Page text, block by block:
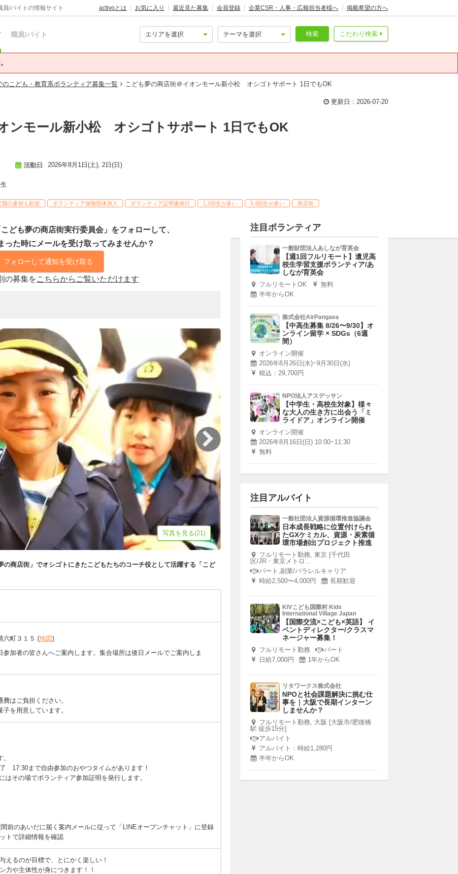
/バイトの情報サイト activoとは お気に入り 最近見た募集 会員登録 企業CSR・人事・広報担当者様へ 掲載希望の方へ
職員/バイト こだわり検索
検索
のこども・教育系ボランティア募集一覧 こども夢の商店街＠イオンモール新小松 オシゴトサポート 1日でもOK
更新日：2026-07-20
ンモール新小松 オシゴトサポート 1日でもOK
活動日 2026年8月1日(土), 2日(日)
期の参加も歓迎 ボランティア保険団体加入 ボランティア証明書発行 1,2回生が多い 3,4回生が多い 商店街
ども夢の商店街実行委員会」をフォローして、
った時にメールを受け取ってみませんか？
フォローして通知を受け取る
の募集をこちらからご覧いただけます
写真を見る(21)
の商店街」でオシゴトにきたこどもたちのコーチ役として活躍する「こど
六町３１５ (地図)
参加者の皆さんへご案内します。集合場所は後日メールでご案内しま
費はご負担ください。
子を用意しています。
17:30まで自由参加のおやつタイムがあります！
はその場でボランティア参加証明を発行します。
前のあいだに届く案内メールに従って「LINEオープンチャット」に登録
トで詳細情報を確認
えるのが目標で、とにかく楽しい！
力や主体性が身につきます！！
注目ボランティア
一般財団法人あしなが育英会
【週1回フルリモート】遺児高
校生学習支援ボランティア/あ
しなが育英会
フルリモートOK
無料
半年からOK
株式会社AirPangaea
【中高生募集 8/26〜9/30】オ
ンライン留学 × SDGs（6週
間）
オンライン開催
2026年8月26日(水)~9月30日(水)
税込：29,700円
NPO法人アスデッサン
【中学生・高校生対象】様々
な大人の生き方に出会う「ミ
ライドア」オンライン開催
オンライン開催
2026年8月16日(日) 10:00~11:30
無料
注目アルバイト
一般社団法人資源循環推進協議会
日本成長戦略に位置付けられ
たGXケミカル、資源・炭素循
環市場創出プロジェクト推進
フルリモート勤務, 東京 [千代田
区/JR・東京メトロ...
パート,副業/パラレルキャリア
時給2,500〜4,000円
長期歓迎
KIVこども国際村 Kids
International Village Japan
【国際交流×こども×英語】 イ
ベントディレクター/クラスマ
ネージャー募集！
フルリモート勤務
パート
日給7,000円
1年からOK
リタワークス株式会社
NPOと社会課題解決に挑む仕
事を｜大阪で長期インターン
しませんか？
フルリモート勤務, 大阪 [大阪市/肥後橋
駅 徒歩15分]
アルバイト
アルバイト：時給1,280円
半年からOK